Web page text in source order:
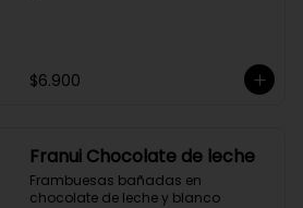
$6.900
Franui Chocolate de leche
Frambuesas bañadas en
chocolate de leche y blanco